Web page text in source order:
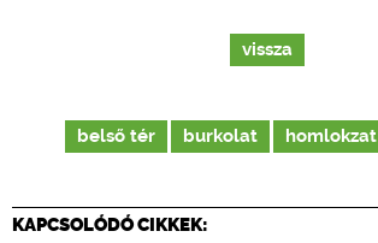
vissza
belső tér burkolat homlokzat
KAPCSOLÓDÓ CIKKEK: